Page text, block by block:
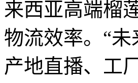
来西亚高端榴
物流效率。“
产地直播、工